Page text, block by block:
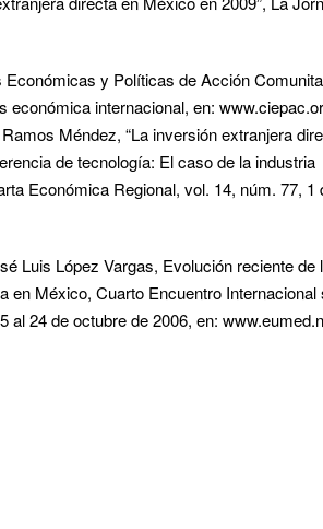
y Políticas de Acción
económica internacional, en:
Méndez, “La inversión extranjera
de tecnología: El caso de la industria
Económica Regional, vol. 14, núm. 77, 1
Luis López Vargas, Evolución reciente de
en México, Cuarto Encuentro Internacional
al 24 de octubre de 2006, en: